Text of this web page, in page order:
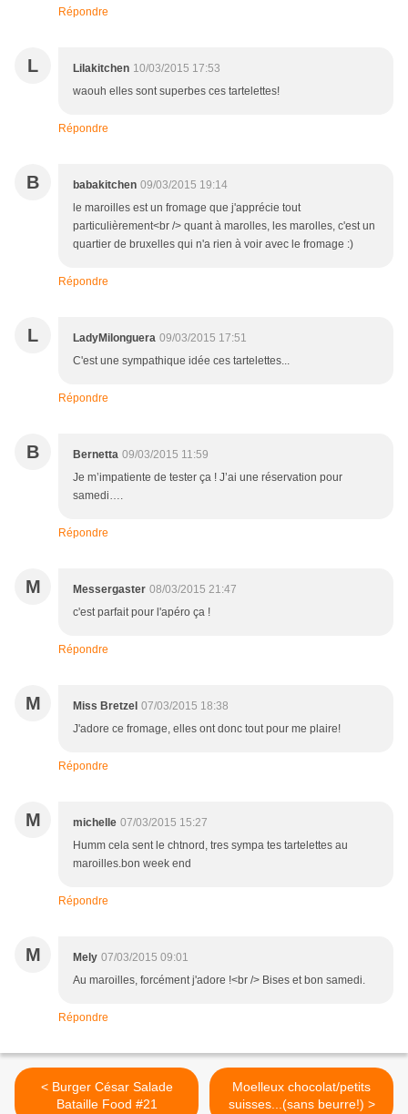
Répondre
L Lilakitchen 10/03/2015 17:53
waouh elles sont superbes ces tartelettes!
Répondre
B babakitchen 09/03/2015 19:14
le maroilles est un fromage que j'apprécie tout
particulièrement<br /> quant à marolles, les marolles, c'est un
quartier de bruxelles qui n'a rien à voir avec le fromage :)
Répondre
L LadyMilonguera 09/03/2015 17:51
C'est une sympathique idée ces tartelettes...
Répondre
B Bernetta 09/03/2015 11:59
Je m’impatiente de tester ça ! J’ai une réservation pour
samedi….
Répondre
M Messergaster 08/03/2015 21:47
c'est parfait pour l'apéro ça !
Répondre
M Miss Bretzel 07/03/2015 18:38
J'adore ce fromage, elles ont donc tout pour me plaire!
Répondre
M michelle 07/03/2015 15:27
Humm cela sent le chtnord, tres sympa tes tartelettes au
maroilles.bon week end
Répondre
M Mely 07/03/2015 09:01
Au maroilles, forcément j'adore !<br /> Bises et bon samedi.
Répondre
< Burger César Salade
Bataille Food #21
Moelleux chocolat/petits
suisses...(sans beurre!) >